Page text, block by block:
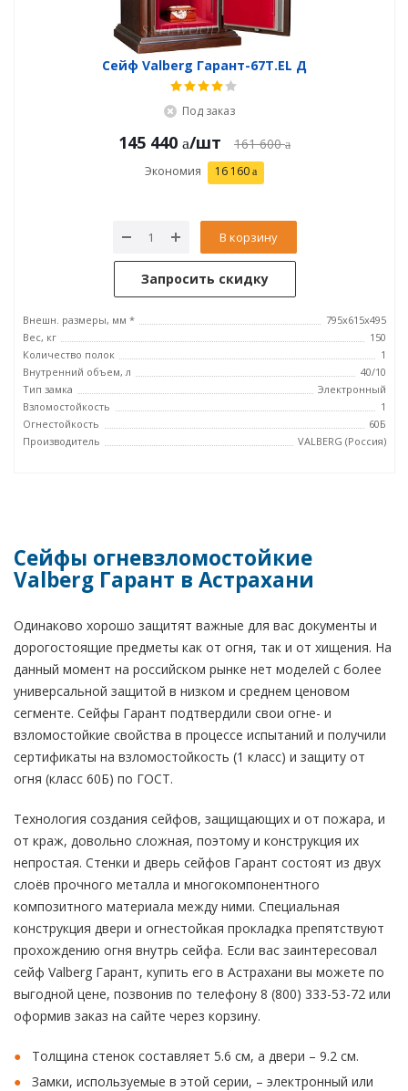
Сейф Valberg Гарант-67T.EL Д
Под заказ
145 440 /шт 161 600
Экономия 16 160
В корзину
Запросить скидку
Внешн. размеры, мм *
795х615х495
Вес, кг
150
Количество полок
1
Внутренний объем, л
40/10
Тип замка
Электронный
Взломостойкость
1
Огнестойкость
60Б
Производитель
VALBERG (Россия)
Сейфы огневзломостойкие
Valberg Гарант в Астрахани
Одинаково хорошо защитят важные для вас документы и
дорогостоящие предметы как от огня, так и от хищения. На
данный момент на российском рынке нет моделей с более
универсальной защитой в низком и среднем ценовом
сегменте. Сейфы Гарант подтвердили свои огне- и
взломостойкие свойства в процессе испытаний и получили
сертификаты на взломостойкость (1 класс) и защиту от
огня (класс 60Б) по ГОСТ.
Технология создания сейфов, защищающих и от пожара, и
от краж, довольно сложная, поэтому и конструкция их
непростая. Стенки и дверь сейфов Гарант состоят из двух
слоёв прочного металла и многокомпонентного
композитного материала между ними. Специальная
конструкция двери и огнестойкая прокладка препятствуют
прохождению огня внутрь сейфа. Если вас заинтересовал
сейф Valberg Гарант, купить его в Астрахани вы можете по
выгодной цене, позвонив по телефону 8 (800) 333-53-72 или
оформив заказ на сайте через корзину.
Толщина стенок составляет 5.6 см, а двери – 9.2 см.
Замки, используемые в этой серии, – электронный или